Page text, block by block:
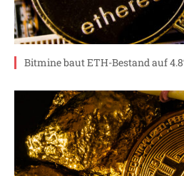
Bitmine baut ETH-Bestand auf